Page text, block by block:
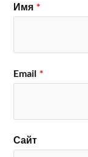
Имя *
Email *
Сайт